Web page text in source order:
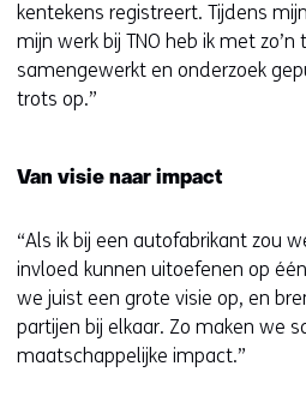
kentekens registreert. Tijdens
mijn werk bij TNO heb ik met
samengewerkt en onderzoek
trots op.”
Van visie naar impact
“Als ik bij een autofabrikant zou
invloed kunnen uitoefenen op
we juist een grote visie op, en
partijen bij elkaar. Zo maken we
maatschappelijke impact.”